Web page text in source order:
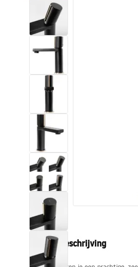
Douchebakken
Lineaire Douchegoten
Baden en badwanden
Douches
Keuken
Productbeschrijving